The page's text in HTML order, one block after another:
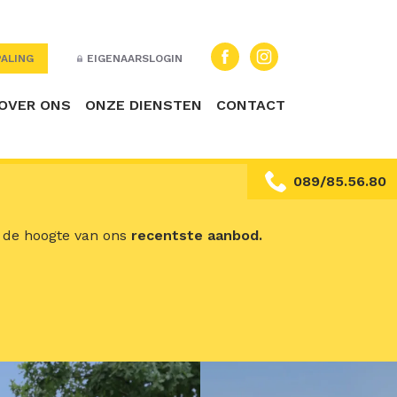
EIGENAARSLOGIN
ONS ONZE DIENSTEN CONTACT
089/85.56.80
hoogte van ons recentste aanbod.